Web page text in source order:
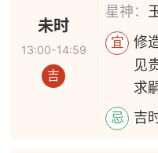
未时
13:00-14:59
吉
星神：
宜
修
见
求
忌 吉